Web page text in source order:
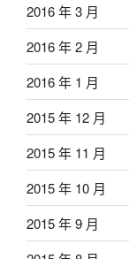
2016 年 3 月
2016 年 2 月
2016 年 1 月
2015 年 12 月
2015 年 11 月
2015 年 10 月
2015 年 9 月